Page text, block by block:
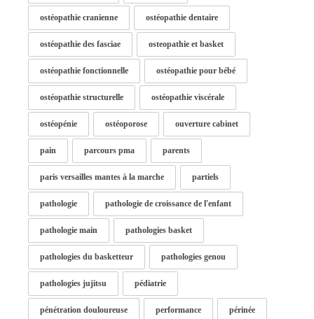
ostéopathie cranienne ostéopathie dentaire
ostéopathie des fasciae osteopathie et basket
ostéopathie fonctionnelle ostéopathie pour bébé
ostéopathie structurelle ostéopathie viscérale
ostéopénie ostéoporose ouverture cabinet
pain parcours pma parents
paris versailles mantes à la marche partiels
pathologie pathologie de croissance de l'enfant
pathologie main pathologies basket
pathologies du basketteur pathologies genou
pathologies jujitsu pédiatrie
pénétration douloureuse performance périnée